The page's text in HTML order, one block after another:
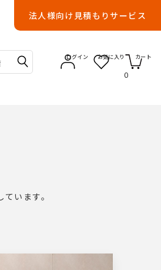
法人様向け見積もりサービス
ログイン お気に入り
0
カート
います。